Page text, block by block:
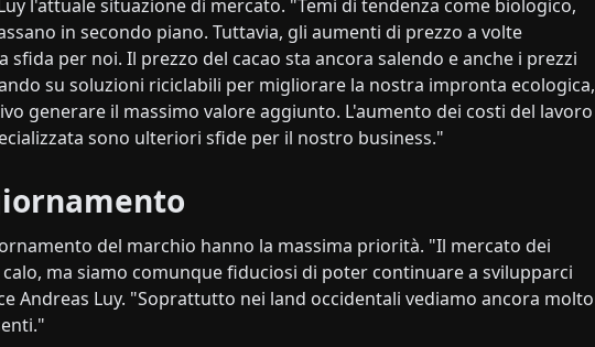
l'attuale situazione di mercato. "Temi di tendenza come biologico,
in secondo piano. Tuttavia, gli aumenti di prezzo a volte
per noi. Il prezzo del cacao sta ancora salendo e anche i prezzi
su soluzioni riciclabili per migliorare la nostra impronta ecologica,
generare il massimo valore aggiunto. L'aumento dei costi del lavoro
sono ulteriori sfide per il nostro business."
del marchio hanno la massima priorità. "Il mercato dei
ma siamo comunque fiduciosi di poter continuare a svilupparci
Andreas Luy. "Soprattutto nei land occidentali vediamo ancora molto